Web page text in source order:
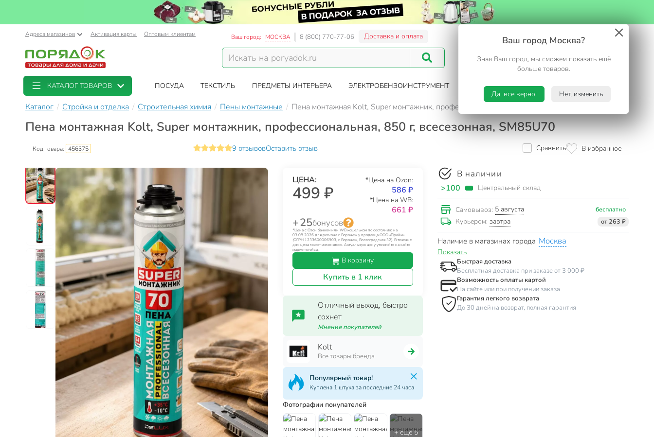
Ваш город Москва?
Зная Ваш город, мы сможем показать ещё
больше товаров.
Да, все верно! Нет, изменить
Адреса магазинов Активация карты Оптовым клиентам Ваш город: МОСКВА 8 (800) 770-77-06 Доставка и оплата
Корзина
КАТАЛОГ ТОВАРОВ ПОСУДА ТЕКСТИЛЬ ПРЕДМЕТЫ ИНТЕРЬЕРА ЭЛЕКТРОБЕНЗОИНСТРУМЕНТ САД И ОГОРОД ТУРИЗМ. ОТДЫХ НА ДАЧЕ
Каталог Стройка и отделка Строительная химия Пены монтажные Пена монтажная Kolt, Super монтажник, профессиональная, 850 г, всесезонная, SM85U70
Пена монтажная Kolt, Super монтажник, профессиональная, 850 г, всесезонная, SM85U70
Код товара: 456375 9 отзывовОставить отзыв Сравнить В избранное
ЦЕНА:
499 ₽
*Цена на Ozon:
586 ₽
*Цена на WB:
661 ₽
+ 25бонусов
*Цена с Озон банком или WB кошельком по состоянию на
03.08.2026 для региона г. Воронеж у продавца ООО «Прайм»
(ОГРН 1233600006903, г. Воронеж, Волгоградская 32). В течение
дня цена может изменяться. Актуальную цену уточняйте на сайте
маркетплейса.
В корзину
Купить в 1 клик
Отличный выход, быстро
сохнет
Мнение покупателей
Kolt
Все товары бренда
Популярный товар!
Куплена 1 штука за последние 24 часа
Фотографии покупателей
В наличии
>100 Центральный склад
Самовывоз: 5 августа бесплатно
Курьером: завтра от 263 ₽
Наличие в магазинах города Москва
Показать
Быстрая доставка
Бесплатная доставка при заказе от 3 000 ₽
Возможность оплаты картой
На сайте или при получении заказа
Гарантия легкого возврата
До 30 дней на возврат, полная гарантия